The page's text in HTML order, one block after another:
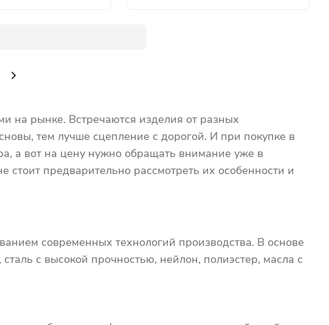
на рынке. Встречаются изделия от разных
тем лучше сцепление с дорогой. И при покупке в
а вот на цену нужно обращать внимание уже в
предварительно рассмотреть их особенности и
современных технологий производства. В основе
с высокой прочностью, нейлон, полиэстер, масла с